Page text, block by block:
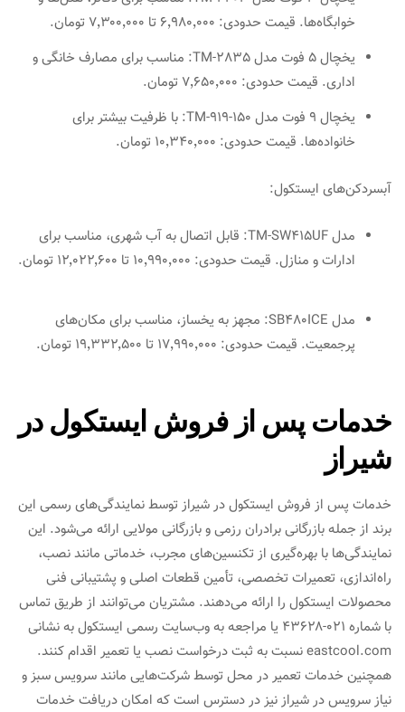
خوابگاه‌ها. قیمت حدودی: ۶٬۹۸۰٬۰۰۰ تا ۷٬۳۰۰٬۰۰۰ تومان. ​
یخچال 5 فوت مدل TM-2835: مناسب برای مصارف خانگی و
اداری. قیمت حدودی: ۷٬۶۵۰٬۰۰۰ تومان. ​
یخچال 9 فوت مدل TM-919-150: با ظرفیت بیشتر برای
خانواده‌ها. قیمت حدودی: ۱۰٬۳۴۰٬۰۰۰ تومان. ​
آبسردکن‌های ایستکول:
مدل TM-SW415UF: قابل اتصال به آب شهری، مناسب برای
ادارات و منازل. قیمت حدودی: ۱۰٬۹۹۰٬۰۰۰ تا ۱۲٬۰۲۲٬۶۰۰ تومان.
مدل SB480ICE: مجهز به یخساز، مناسب برای مکان‌های
پرجمعیت. قیمت حدودی: ۱۷٬۹۹۰٬۰۰۰ تا ۱۹٬۳۳۲٬۵۰۰ تومان. ​
خدمات پس از فروش ایستکول در
شیراز
خدمات پس از فروش ایستکول در شیراز توسط نمایندگی‌های رسمی این
برند از جمله بازرگانی برادران رزمی و بازرگانی مولایی ارائه می‌شود. این
نمایندگی‌ها با بهره‌گیری از تکنسین‌های مجرب، خدماتی مانند نصب،
راه‌اندازی، تعمیرات تخصصی، تأمین قطعات اصلی و پشتیبانی فنی
محصولات ایستکول را ارائه می‌دهند. مشتریان می‌توانند از طریق تماس
با شماره ۰۲۱-۴۳۶۲۸ یا مراجعه به وب‌سایت رسمی ایستکول به نشانی
eastcool.com نسبت به ثبت درخواست نصب یا تعمیر اقدام کنند.
همچنین خدمات تعمیر در محل توسط شرکت‌هایی مانند سرویس سبز و
نیاز سرویس در شیراز نیز در دسترس است که امکان دریافت خدمات